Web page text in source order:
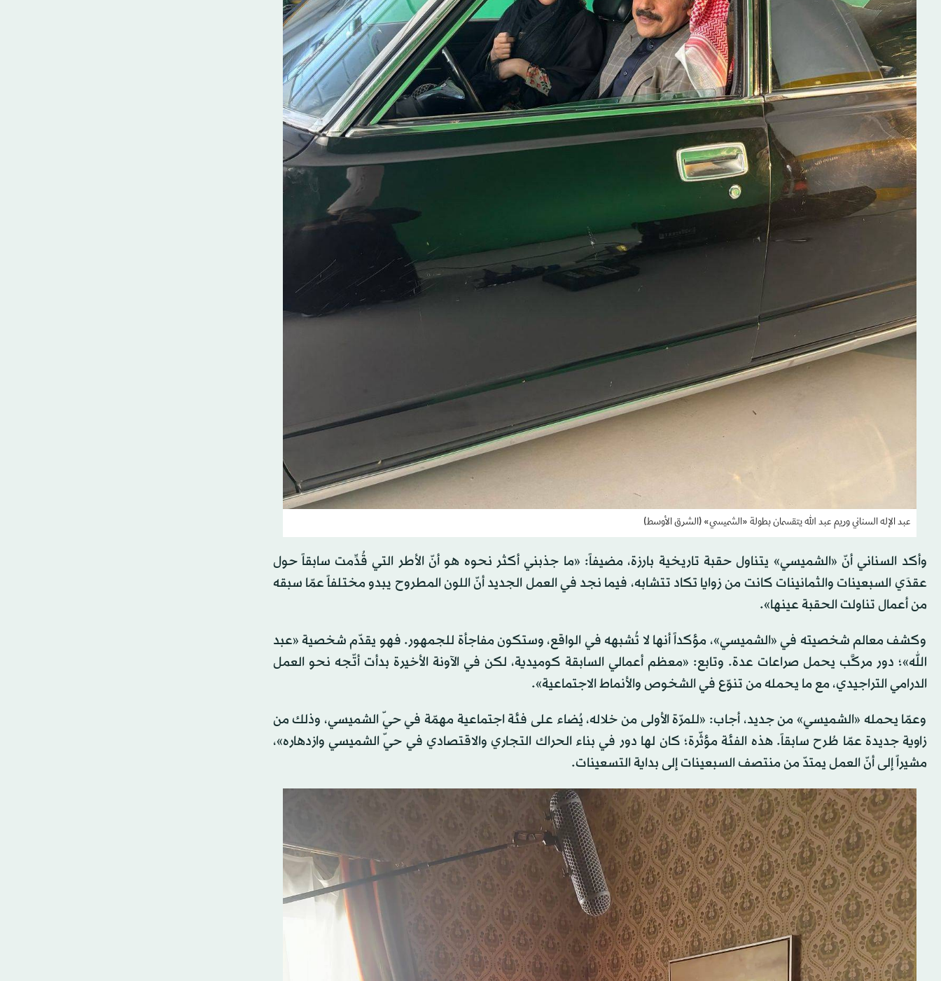
عبد الإله السناني وريم عبد الله يتقسمان بطولة «الشميسي» (الشرق الأوسط)
وأكد السناني أنّ «الشميسي» يتناول حقبة تاريخية بارزة، مضيفاً: «ما جذبني أكثر نحوه هو أنّ الأطر التي قُدِّمت سابقاً حول
عقدَي السبعينات والثمانينات كانت من زوايا تكاد تتشابه، فيما نجد في العمل الجديد أنّ اللون المطروح يبدو مختلفاً عمّا سبقه
من أعمال تناولت الحقبة عينها».
وكشف معالم شخصيته في «الشميسي»، مؤكداً أنها لا تُشبهه في الواقع، وستكون مفاجأة للجمهور. فهو يقدّم شخصية «عبد
الله»؛ دور مركَّب يحمل صراعات عدة. وتابع: «معظم أعمالي السابقة كوميدية، لكن في الآونة الأخيرة بدأت أتّجه نحو العمل
الدرامي التراجيدي، مع ما يحمله من تنوّع في الشخوص والأنماط الاجتماعية».
وعمّا يحمله «الشميسي» من جديد، أجاب: «للمرّة الأولى من خلاله، يُضاء على فئة اجتماعية مهمّة في حيّ الشميسي، وذلك من
زاوية جديدة عمّا طُرح سابقاً. هذه الفئة مؤثّرة؛ كان لها دور في بناء الحراك التجاري والاقتصادي في حيّ الشميسي وازدهاره»،
مشيراً إلى أنّ العمل يمتدّ من منتصف السبعينات إلى بداية التسعينات.